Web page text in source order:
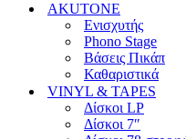
AKUTONE
Ενισχυτής
Phono Stage
Βάσεις Πικάπ
Καθαριστικά
VINYL & TAPES
Δίσκοι LP
Δίσκοι 7″